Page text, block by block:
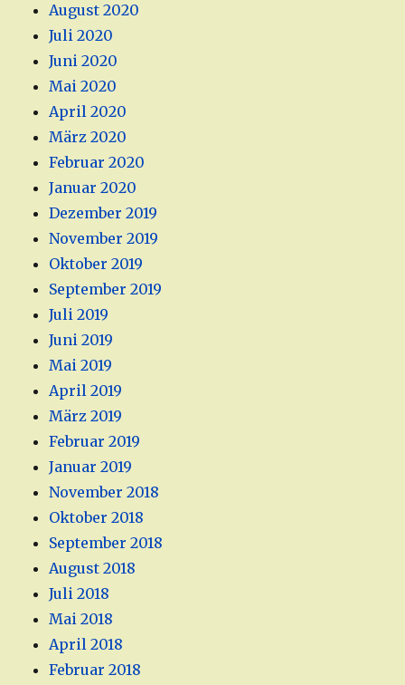
August 2020
Juli 2020
Juni 2020
Mai 2020
April 2020
März 2020
Februar 2020
Januar 2020
Dezember 2019
November 2019
Oktober 2019
September 2019
Juli 2019
Juni 2019
Mai 2019
April 2019
März 2019
Februar 2019
Januar 2019
November 2018
Oktober 2018
September 2018
August 2018
Juli 2018
Mai 2018
April 2018
Februar 2018